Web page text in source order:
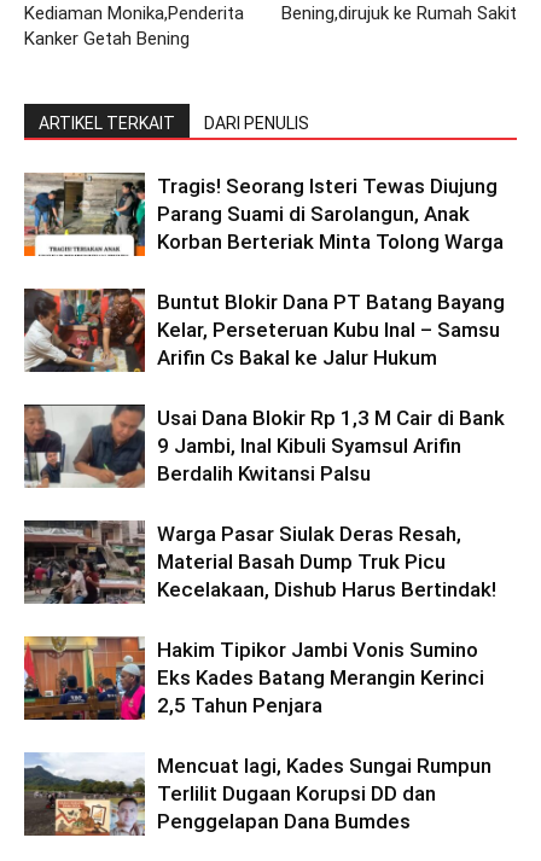
Kediaman Monika,Penderita
Kanker Getah Bening
Bening,dirujuk ke Rumah Sakit
ARTIKEL TERKAIT DARI PENULIS
Tragis! Seorang Isteri Tewas Diujung
Parang Suami di Sarolangun, Anak
Korban Berteriak Minta Tolong Warga
Buntut Blokir Dana PT Batang Bayang
Kelar, Perseteruan Kubu Inal – Samsu
Arifin Cs Bakal ke Jalur Hukum
Usai Dana Blokir Rp 1,3 M Cair di Bank
9 Jambi, Inal Kibuli Syamsul Arifin
Berdalih Kwitansi Palsu
Warga Pasar Siulak Deras Resah,
Material Basah Dump Truk Picu
Kecelakaan, Dishub Harus Bertindak!
Hakim Tipikor Jambi Vonis Sumino
Eks Kades Batang Merangin Kerinci
2,5 Tahun Penjara
Mencuat lagi, Kades Sungai Rumpun
Terlilit Dugaan Korupsi DD dan
Penggelapan Dana Bumdes